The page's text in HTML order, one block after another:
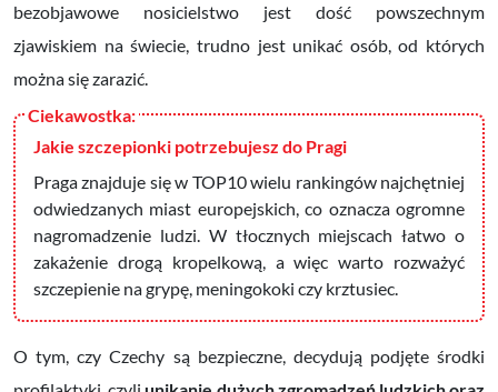
bezobjawowe nosicielstwo jest dość powszechnym
zjawiskiem na świecie, trudno jest unikać osób, od których
można się zarazić.
Jakie szczepionki potrzebujesz do Pragi
Praga znajduje się w TOP10 wielu rankingów najchętniej
odwiedzanych miast europejskich, co oznacza ogromne
nagromadzenie ludzi. W tłocznych miejscach łatwo o
zakażenie drogą kropelkową, a więc warto rozważyć
szczepienie na grypę, meningokoki czy krztusiec.
O tym, czy Czechy są bezpieczne, decydują podjęte środki